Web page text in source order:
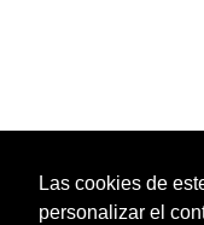
Las cookies de
personalizar el